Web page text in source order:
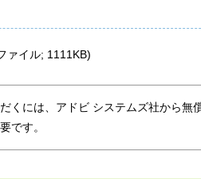
ァイル; 1111KB)
くには、アドビ システムズ社から無
です。